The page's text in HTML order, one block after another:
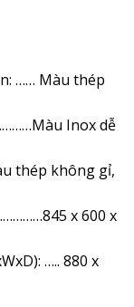
…… Màu thép
Inox dễ
thép không gỉ,
x 600 x
….. 880 x